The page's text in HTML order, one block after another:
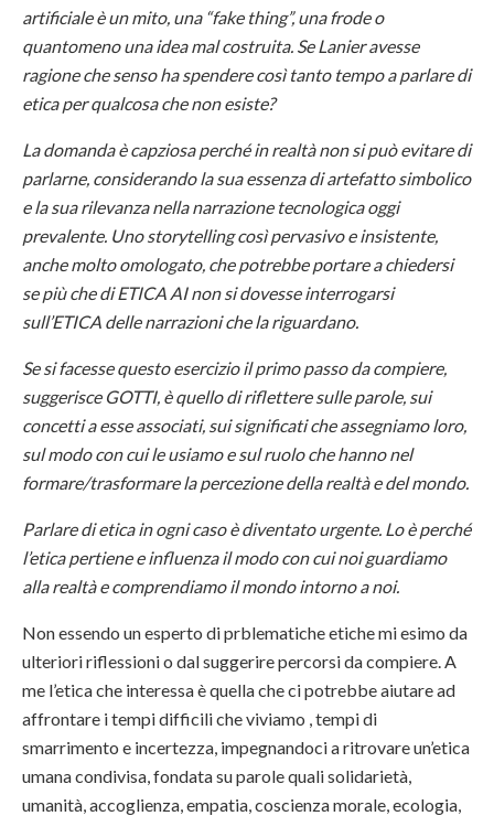
artificiale è un mito, una “fake thing”, una frode o
quantomeno una idea mal costruita. Se Lanier avesse
ragione che senso ha spendere così tanto tempo a parlare di
etica per qualcosa che non esiste?
La domanda è capziosa perché in realtà non si può evitare di
parlarne, considerando la sua essenza di artefatto simbolico
e la sua rilevanza nella narrazione tecnologica oggi
prevalente. Uno storytelling così pervasivo e insistente,
anche molto omologato, che potrebbe portare a chiedersi
se più che di ETICA AI non si dovesse interrogarsi
sull’ETICA delle narrazioni che la riguardano.
Se si facesse questo esercizio il primo passo da compiere,
suggerisce GOTTI, è quello di riflettere sulle parole, sui
concetti a esse associati, sui significati che assegniamo loro,
sul modo con cui le usiamo e sul ruolo che hanno nel
formare/trasformare la percezione della realtà e del mondo.
Parlare di etica in ogni caso è diventato urgente. Lo è perché
l’etica pertiene e influenza il modo con cui noi guardiamo
alla realtà e comprendiamo il mondo intorno a noi.
Non essendo un esperto di prblematiche etiche mi esimo da
ulteriori riflessioni o dal suggerire percorsi da compiere. A
me l’etica che interessa è quella che ci potrebbe aiutare ad
affrontare i tempi difficili che viviamo , tempi di
smarrimento e incertezza, impegnandoci a ritrovare un’etica
umana condivisa, fondata su parole quali solidarietà,
umanità, accoglienza, empatia, coscienza morale, ecologia,